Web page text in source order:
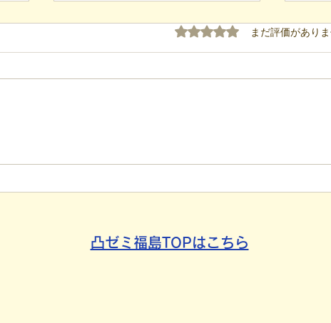
たかい輪
分
5つ星のうち0と評価されて
まだ評価があり
凸ゼミ福島TOPはこちら